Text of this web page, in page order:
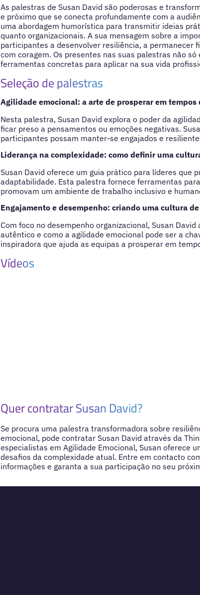
As palestras de Susan David são poderosas e
e próximo que se conecta profundamente com a
uma abordagem humorística para transmitir ideias
quanto organizacionais. A sua mensagem sobre a
participantes a desenvolver resiliência, a permanecer
com coragem. Os presentes nas suas palestras não
ferramentas concretas para aplicar na sua vida
Seleção de palestras
Agilidade emocional: a arte de prosperar em tempos
Nesta palestra, Susan David explora o poder da
ficar preso a pensamentos ou emoções negativas.
participantes possam manter-se engajados e
Liderança na complexidade: como definir uma
Susan David oferece um guia prático para líderes que
adaptabilidade. Esta palestra fornece ferramentas
promovam um ambiente de trabalho inclusivo e
Engajamento e desempenho: criando uma cultura
Com foco no desempenho organizacional, Susan
autêntico e como a agilidade emocional pode ser a
inspiradora que ajuda as equipas a prosperar em
Vídeos
Quer contratar Susan David?
Se procura uma palestra transformadora sobre
emocional, pode contratar Susan David através da
especialistas em Agilidade Emocional, Susan oferece
desafios da complexidade atual. Entre em contacto
informações e garanta a sua participação no seu